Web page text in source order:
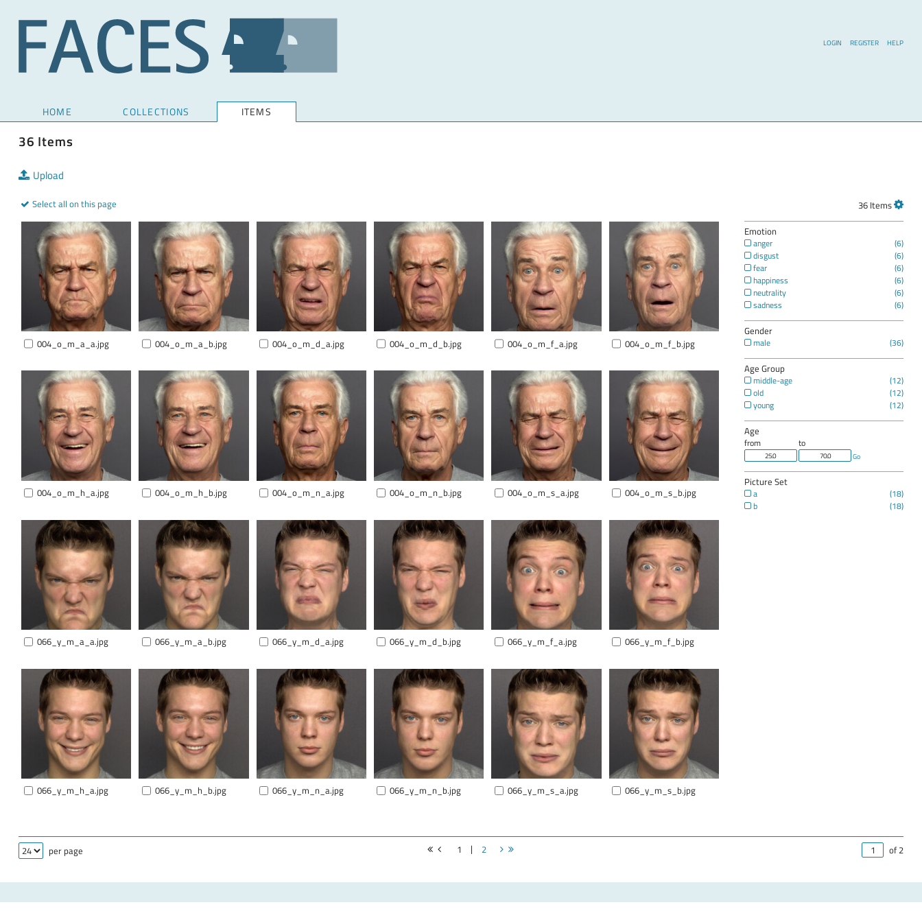
LOGIN REGISTER HELP
HOME COLLECTIONS ITEMS
36 Items
Upload
Select all on this page
36 Items
Emotion
anger
disgust
fear
happiness
neutrality
sadness
Gender
male
Age Group
middle-age
old
young
Age
from to
Go
Picture Set
a
b
004_o_m_a_a.jpg 004_o_m_a_b.jpg 004_o_m_d_a.jpg 004_o_m_d_b.jpg 004_o_m_f_a.jpg 004_o_m_f_b.jpg
004_o_m_h_a.jpg 004_o_m_h_b.jpg 004_o_m_n_a.jpg 004_o_m_n_b.jpg 004_o_m_s_a.jpg 004_o_m_s_b.jpg
066_y_m_a_a.jpg 066_y_m_a_b.jpg 066_y_m_d_a.jpg 066_y_m_d_b.jpg 066_y_m_f_a.jpg 066_y_m_f_b.jpg
066_y_m_h_a.jpg 066_y_m_h_b.jpg 066_y_m_n_a.jpg 066_y_m_n_b.jpg 066_y_m_s_a.jpg 066_y_m_s_b.jpg
per page 1 | of 2